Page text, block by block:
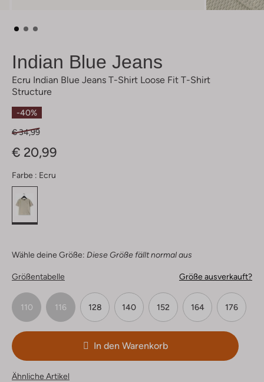
Indian Blue Jeans
Ecru Indian Blue Jeans T-Shirt Loose Fit T-Shirt
Structure
-40%
€ 34,99
€ 20,99
Farbe : Ecru
Wähle deine Größe: Diese Größe fällt normal aus
Größentabelle Größe ausverkauft?
110 116 128 140 152 164 176
In den Warenkorb
Ähnliche Artikel